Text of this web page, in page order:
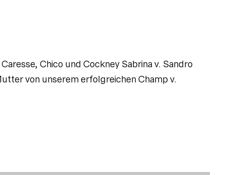
Chico und Cockney Sabrina v. Sandro
von unserem erfolgreichen Champ v.